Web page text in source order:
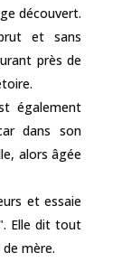
découvert.
et sans
près de
également
dans son
alors âgée
et essaie
Elle dit tout
mère.